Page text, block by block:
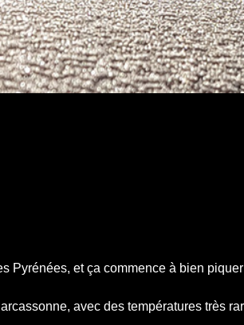
Pyrénées, et ça commence à bien piquer
avec des températures très